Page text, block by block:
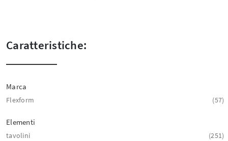
Caratteristiche:
Marca
Flexform 57
Elementi
tavolini 251